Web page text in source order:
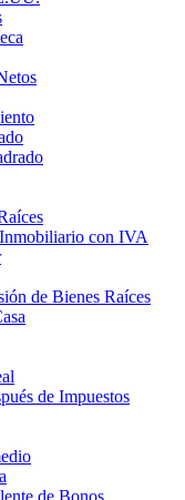
con IVA
de Bienes Raíces
de Impuestos
de Bonos